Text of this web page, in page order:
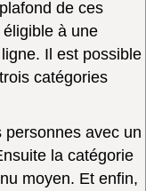
de ces
à une
Il est possible
catégories
personnes avec un
la catégorie
moyen. Et enfin,